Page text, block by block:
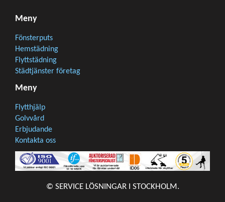
Meny
Fönsterputs
Hemstädning
Flyttstädning
Städtjänster företag
Meny
Flytthjälp
Golvvård
Erbjudande
Kontakta oss
© SERVICE LÖSNINGAR I STOCKHOLM.